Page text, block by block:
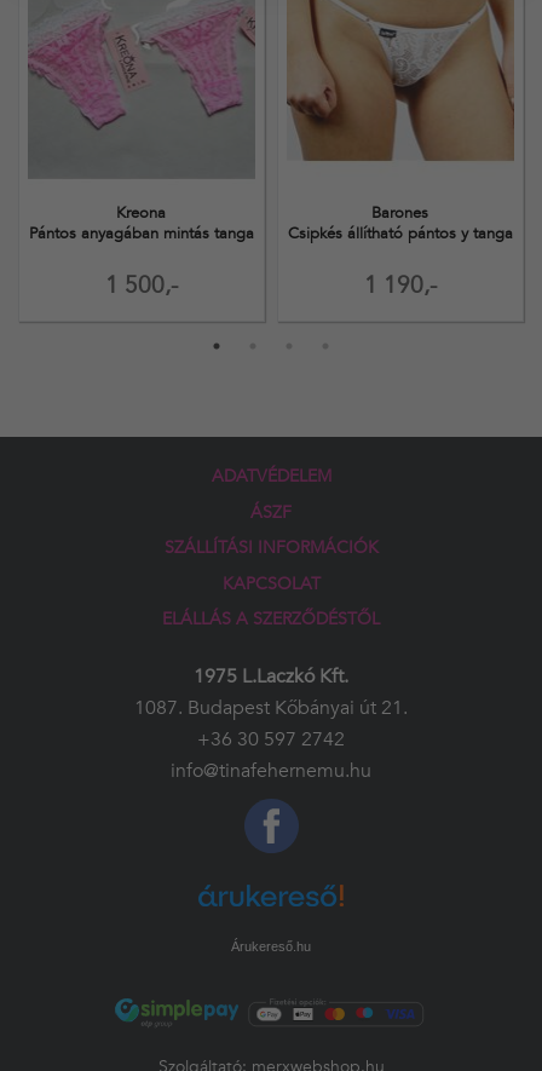
1 500,-
Kreona
Pántos anyagában mintás tanga
1 190,-
Barones
Csipkés állítható pántos y tanga
ADATVÉDELEM
ÁSZF
SZÁLLÍTÁSI INFORMÁCIÓK
KAPCSOLAT
ELÁLLÁS A SZERZŐDÉSTŐL
1975 L.Laczkó Kft.
1087. Budapest Kőbányai út 21.
+36 30 597 2742
info@tinafehernemu.hu
Árukereső.hu